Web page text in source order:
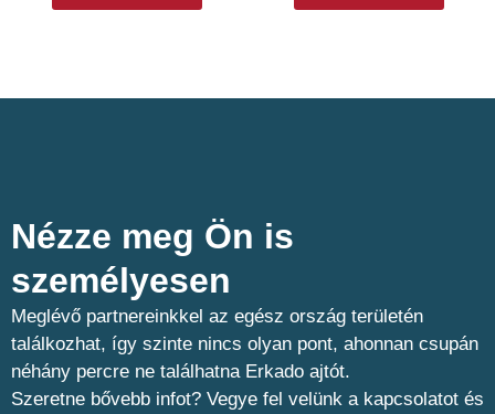
Nézze meg Ön is
személyesen​
Meglévő partnereinkkel az egész ország területén
találkozhat, így szinte nincs olyan pont, ahonnan csupán
néhány percre ne találhatna Erkado ajtót.
Szeretne bővebb infot? Vegye fel velünk a kapcsolatot és